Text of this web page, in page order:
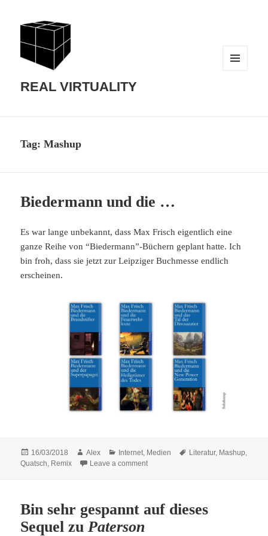
REAL VIRTUALITY
Tag:Mashup
Biedermann und die …
Es war lange unbekannt, dass Max Frisch eigentlich eine
ganze Reihe von “Biedermann”-Büchern geplant hatte. Ich
bin froh, dass sie jetzt zur Leipziger Buchmesse endlich
erscheinen.
Posted
on
16/03/2018 Author
Alex Categories
Internet, Medien Tags
Literatur, Mashup,
Quatsch, Remix Leave a commenton Biedermann und die …
Bin sehr gespannt auf dieses
Sequel zu Paterson